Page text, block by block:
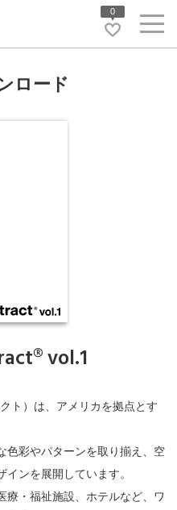
0
ロード
vol.1
ト）は、アメリカを拠点とす
色彩やパターンを取り揃え、空
ンを展開しています。
療・福祉施設、ホテルなど、ワ